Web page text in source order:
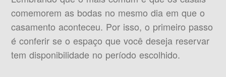
comemorem as bodas no mesmo dia em que o
casamento aconteceu. Por isso, o primeiro passo
é conferir se o espaço que você deseja reservar
tem disponibilidade no período escolhido.